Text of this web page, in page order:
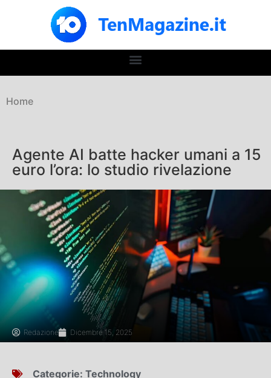
Home
Agente AI batte hacker umani a 15
euro l’ora: lo studio rivelazione
Redazione Dicembre 15, 2025
Categorie: Technology